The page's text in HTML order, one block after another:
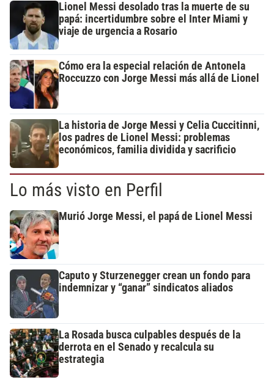
Lionel Messi desolado tras la muerte de su
papá: incertidumbre sobre el Inter Miami y
viaje de urgencia a Rosario
Cómo era la especial relación de Antonela
Roccuzzo con Jorge Messi más allá de Lionel
La historia de Jorge Messi y Celia Cuccitinni,
los padres de Lionel Messi: problemas
económicos, familia dividida y sacrificio
Lo más visto en Perfil
Murió Jorge Messi, el papá de Lionel Messi
Caputo y Sturzenegger crean un fondo para
indemnizar y “ganar” sindicatos aliados
La Rosada busca culpables después de la
derrota en el Senado y recalcula su
estrategia